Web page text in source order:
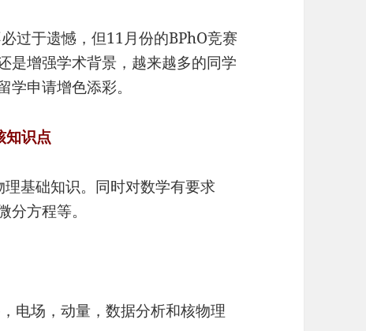
过于遗憾，但11月份的BPhO竞赛
是增强学术背景，越来越多的同学
申请增色添彩。
知识点
基础知识。同时对数学有要求
方程等。
电场，动量，数据分析和核物理